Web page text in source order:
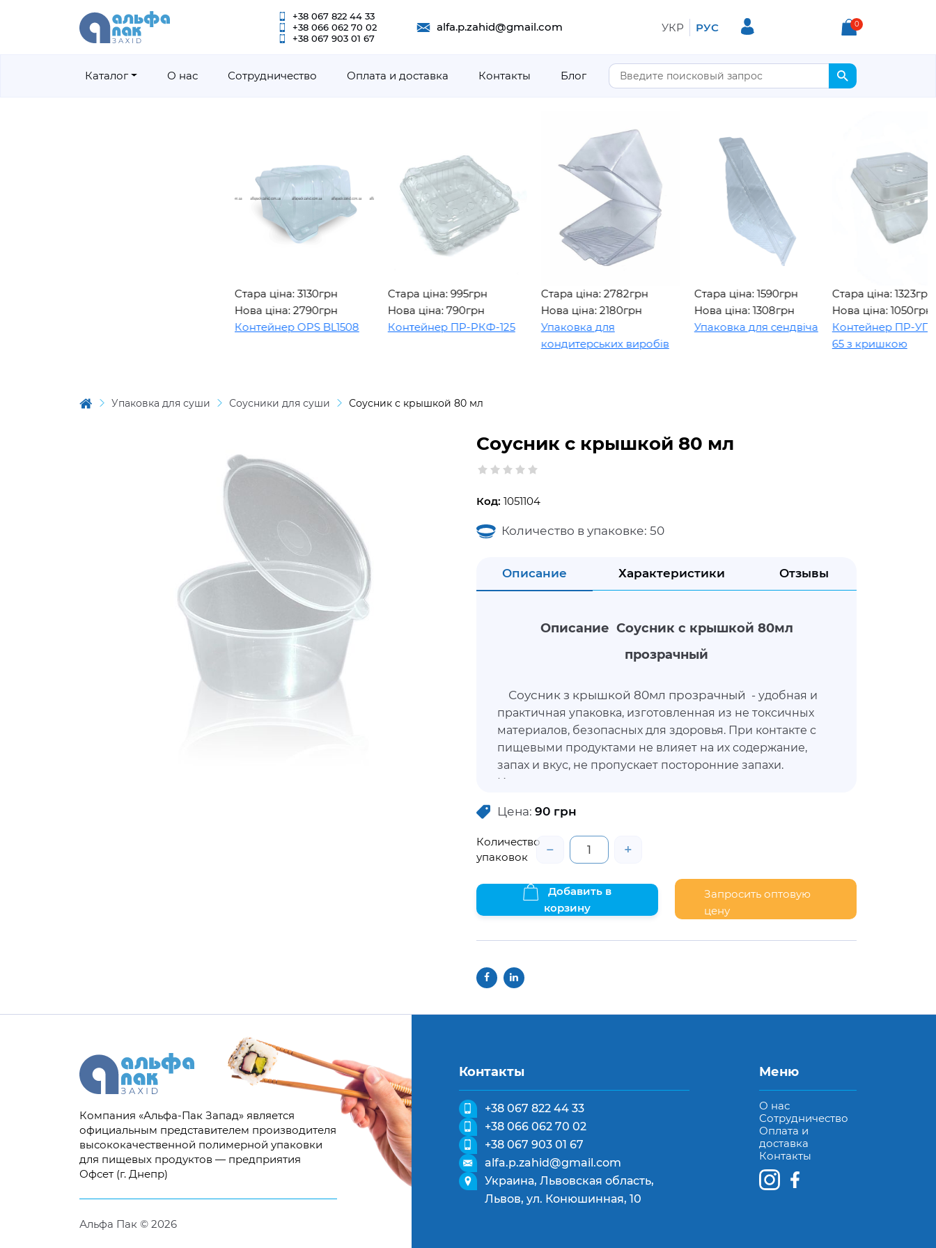
+38 067 822 44 33
+38 066 062 70 02
+38 067 903 01 67
alfa.p.zahid@gmail.com УКР РУС 0
Каталог О нас Сотрудничество Оплата и доставка Контакты Блог
Стара ціна: 3130грн
Нова ціна: 2790грн
Контейнер OPS BL1508
Стара ціна: 995грн
Нова ціна: 790грн
Контейнер ПР-РКФ-125
Стара ціна: 2782грн
Нова ціна: 2180грн
Упаковка для
кондитерських виробів
Стара ціна: 1590грн
Нова ціна: 1308грн
Упаковка для сендвіча
Стара ціна: 1323грн
Нова ціна: 1050грн
Контейнер ПР-УП-109
65 з кришкою
Упаковка для суши Соусники для суши Соусник с крышкой 80 мл
Соусник с крышкой 80 мл
Код: 1051104
Количество в упаковке: 50
Описание Характеристики Отзывы
Описание Соусник с крышкой 80мл
прозрачный
Соусник з крышкой 80мл прозрачный - удобная и
практичная упаковка, изготовленная из не токсичных
материалов, безопасных для здоровья. При контакте с
пищевыми продуктами не влияет на их содержание,
запах и вкус, не пропускает посторонние запахи.
Используется для транспортировки и хранения
упаковка, которая обеспечивает продукции целостность,
не допуская протекания, а также позволит продуктам не
утратить внешнюю привлекательность, сохранить
крышку, которая закрывается при помощи ребрышка.
Цена: 90 грн
Количество
упаковок
− +
Добавить в
корзину
Запросить оптовую
цену
Контакты
+38 067 822 44 33
+38 066 062 70 02
+38 067 903 01 67
alfa.p.zahid@gmail.com
Украина, Львовская область,
Львов, ул. Конюшинная, 10
Меню
О нас
Сотрудничество
Оплата и
доставка
Контакты
Компания «Альфа-Пак Запад» является
официальным представителем производителя
высококачественной полимерной упаковки
для пищевых продуктов — предприятия
Офсет (г. Днепр)
Альфа Пак © 2026